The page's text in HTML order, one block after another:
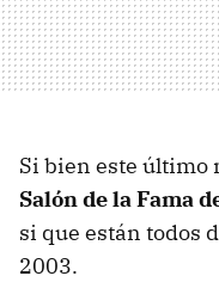
Si bien este último
Salón de la Fama
si que están todos
2003.